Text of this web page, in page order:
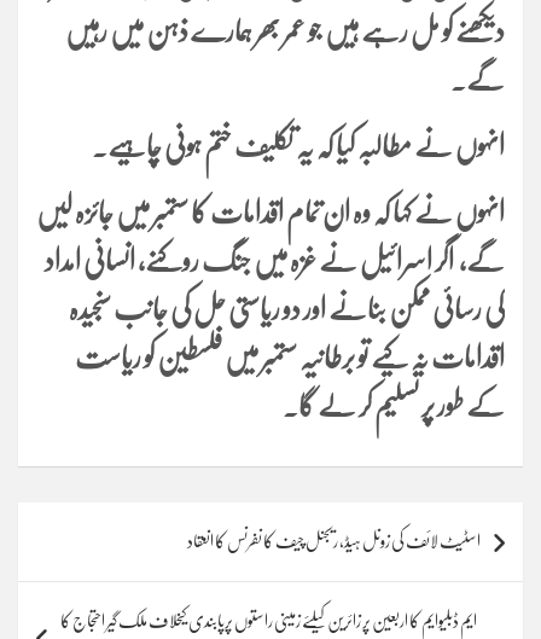
دیکھنے کو مل رہے ہیں جو عمر بھر ہمارے ذہن میں رہیں
گے۔
انہوں نے مطالبہ کیا کہ یہ تکلیف ختم ہونی چاہیے۔
انہوں نے کہا کہ وہ ان تمام اقدامات کا ستمبر میں جائزہ لیں
گے، اگر اسرائیل نے غزہ میں جنگ روکنے، انسانی امداد
کی رسائی ممکن بنانے اور دو ریاستی حل کی جانب سنجیدہ
اقدامات نہ کیے تو برطانیہ ستمبر میں فلسطین کو ریاست
کے طور پر تسلیم کر لے گا۔
navigation
اسٹیٹ لائف کی زونل ہیڈ، ریجنل چیف کا نفرنس کا انعقاد
ایم ڈبلیوایم کا اربعین پر زائرین کیلئے زمینی راستوں پرپابندی کیخلاف ملک گیر احتجاج کا